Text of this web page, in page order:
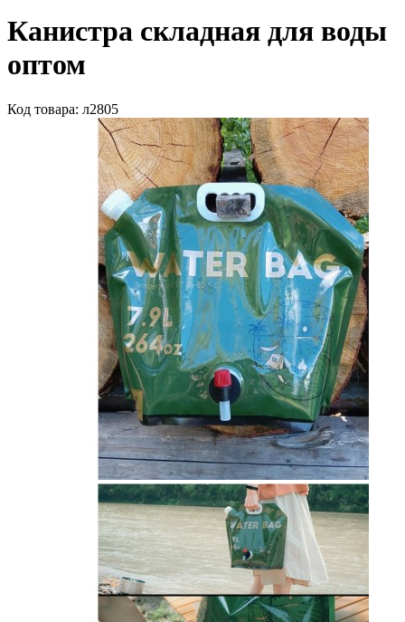
Канистра складная для воды
оптом
Код товара: л2805